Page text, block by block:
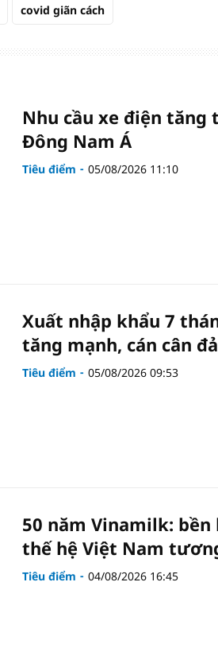
covid giãn cách
Nhu cầu xe điện
Đông Nam Á
Tiêu điểm 05/08/2026 11:10
Xuất nhập khẩu 7
tăng mạnh, cán cân
Tiêu điểm 05/08/2026 09:53
50 năm Vinamilk: bền
thế hệ Việt Nam
Tiêu điểm 04/08/2026 16:45